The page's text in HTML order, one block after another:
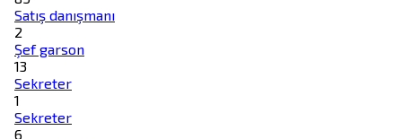
Satış danışmanı
2
Şef garson
13
Sekreter
1
Sekreter
6